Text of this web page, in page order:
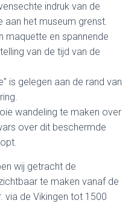
indruk van de
aan het museum grenst.
maquette en spannende
van de tijd van de
is gelegen aan de rand van
wandeling te maken over
over dit beschermde
wij getracht de
te maken vanaf de
via de Vikingen tot 1500